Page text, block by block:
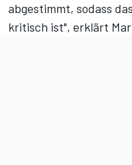
abgestimmt, sodass
kritisch ist", erklärt